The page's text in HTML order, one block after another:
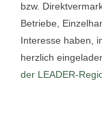
bzw.
Betriebe,
Interesse haben,
herzlich
der LEADER-